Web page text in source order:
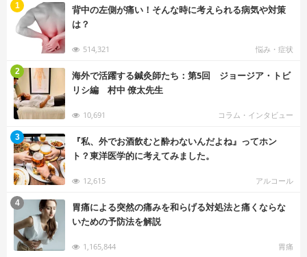
背中の左側が痛い！そんな時に考えられる病気や対策
は？
514,321 悩み・症状
1
海外で活躍する鍼灸師たち：第5回 ジョージア・トビ
リシ編 村中 僚太先生
10,691 コラム・インタビュー
2
『私、外でお酒飲むと酔わないんだよね』ってホン
ト？東洋医学的に考えてみました。
12,615 アルコール
3
胃痛による突然の痛みを和らげる対処法と痛くならな
いための予防法を解説
1,165,844 胃痛
4